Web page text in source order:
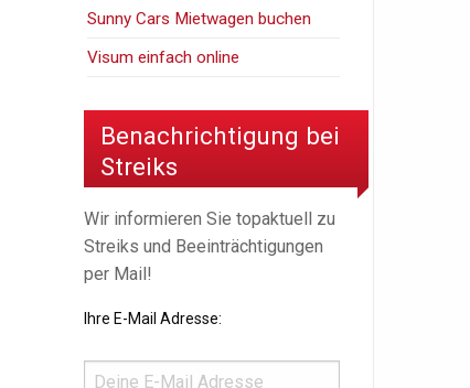
Sunny Cars Mietwagen buchen
Visum einfach online
Benachrichtigung bei
Streiks
Wir informieren Sie topaktuell zu
Streiks und Beeinträchtigungen
per Mail!
Ihre E-Mail Adresse: